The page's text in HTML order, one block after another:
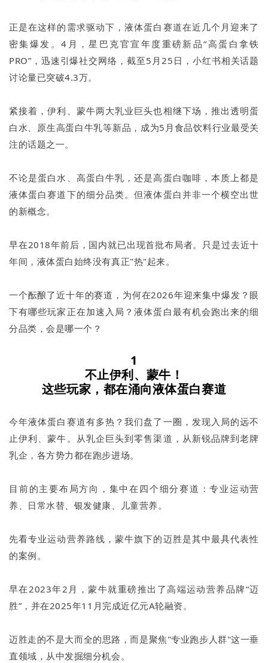
正是在这样的需求驱动下，液体蛋白赛道在近几个月迎来了
密集爆发。4月，星巴克官宣年度重磅新品“高蛋白拿铁
PRO”，迅速引爆社交网络，截至5月25日，小红书相关话题
讨论量已突破4.3万。
紧接着，伊利、蒙牛两大乳业巨头也相继下场，推出透明蛋
白水、原生高蛋白牛乳等新品，成为5月食品饮料行业最受关
注的话题之一。
不论是蛋白水、高蛋白牛乳，还是高蛋白咖啡，本质上都是
液体蛋白赛道下的细分品类。但液体蛋白并非一个横空出世
的新概念。
早在2018年前后，国内就已出现首批布局者。只是过去近十
年间，液体蛋白始终没有真正"热"起来。
一个酝酿了近十年的赛道，为何在2026年迎来集中爆发？眼
下有哪些玩家正在加速入局？液体蛋白最有机会跑出来的细
分品类，会是哪一个？
1
不止伊利、蒙牛！
这些玩家，都在涌向液体蛋白赛道
今年液体蛋白赛道有多热？我们盘了一圈，发现入局的远不
止伊利、蒙牛。从乳企巨头到零售渠道，从新锐品牌到老牌
乳企，各方势力都在跑步进场。
目前的主要布局方向，集中在四个细分赛道：专业运动营
养、日常水替、银发健康、儿童营养。
先看专业运动营养路线，蒙牛旗下的迈胜是其中最具代表性
的案例。
早在2023年2月，蒙牛就重磅推出了高端运动营养品牌“迈
胜”，并在2025年11月完成近亿元A轮融资。
迈胜走的不是大而全的思路，而是聚焦"专业跑步人群"这一垂
直领域，从中发掘细分机会。